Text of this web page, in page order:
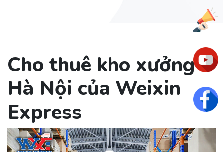
Cho thuê kho xưởng
Hà Nội của Weixin
Express
Ưu